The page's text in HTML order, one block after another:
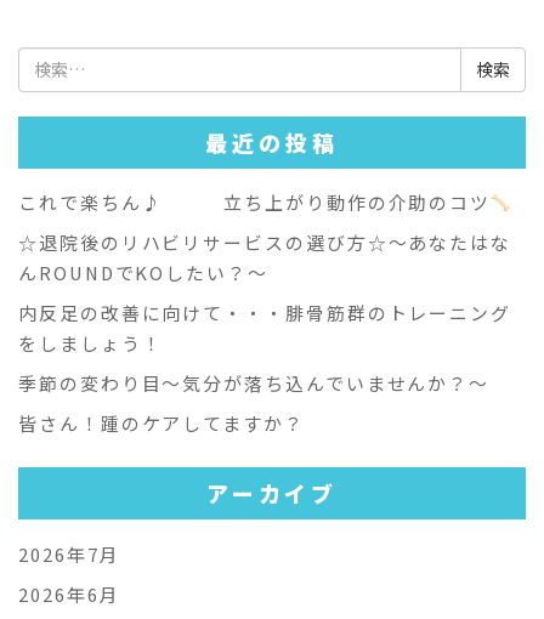
検
索:
最近の投稿
これで楽ちん♪ 立ち上がり動作の介助のコツ
☆退院後のリハビリサービスの選び方☆～あなたはな
んROUNDでKOしたい？～
内反足の改善に向けて・・・腓骨筋群のトレーニング
をしましょう！
季節の変わり目～気分が落ち込んでいませんか？～
皆さん！踵のケアしてますか？
アーカイブ
2026年7月
2026年6月